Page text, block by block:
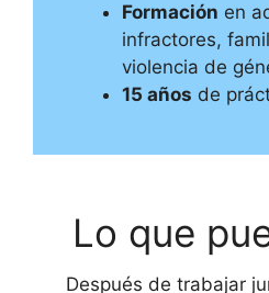
Formación en
infractores,
violencia de
15 años de
Lo que
Después de trabajar